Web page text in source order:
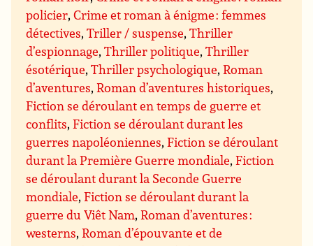
policier,Crime et roman à énigme : femmes
détectives,Triller / suspense,Thriller
d’espionnage,Thriller politique,Thriller
ésotérique,Thriller psychologique,Roman
d’aventures,Roman d’aventures historiques,
Fiction se déroulant en temps de guerre et
conflits,Fiction se déroulant durant les
guerres napoléoniennes,Fiction se déroulant
durant la Première Guerre mondiale,Fiction
se déroulant durant la Seconde Guerre
mondiale,Fiction se déroulant durant la
guerre du Viêt Nam,Roman d’aventures :
westerns,Roman d’épouvante et de